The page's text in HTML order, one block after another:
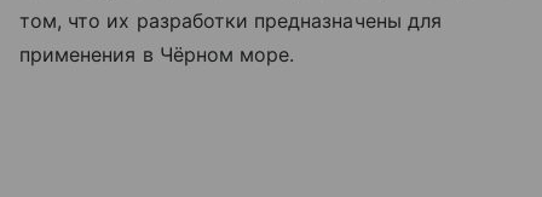
том, что их разработки предназначены для
применения в Чёрном море.